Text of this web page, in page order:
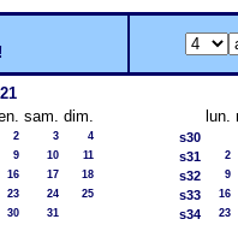
sam. dim.
2 3 4
9 10 11
16 17 18
23 24 25
30 31
lun.
s30
s31
2
s32 9
s33 16
s34 23